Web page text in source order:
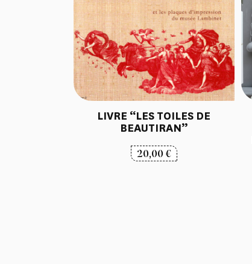
LIVRE “LES TOILES DE
BEAUTIRAN”
20,00€